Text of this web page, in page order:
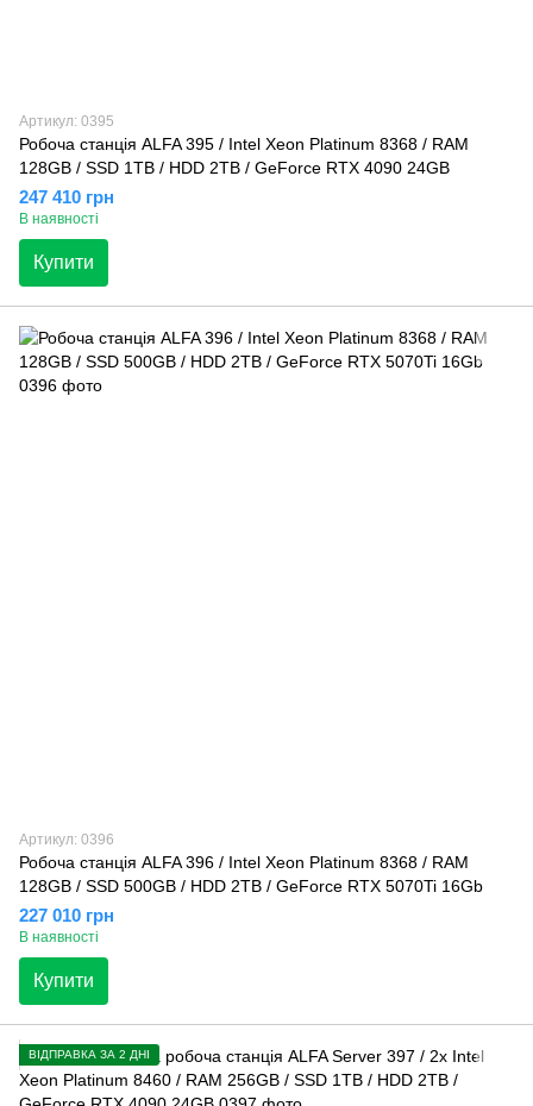
Артикул: 0395
Робоча станція ALFA 395 / Intel Xeon Platinum 8368 / RAM
128GB / SSD 1TB / HDD 2TB / GeForce RTX 4090 24GB
247 410 грн
В наявності
Купити
Артикул: 0396
Робоча станція ALFA 396 / Intel Xeon Platinum 8368 / RAM
128GB / SSD 500GB / HDD 2TB / GeForce RTX 5070Ti 16Gb
227 010 грн
В наявності
Купити
ВІДПРАВКА ЗА 2 ДНІ